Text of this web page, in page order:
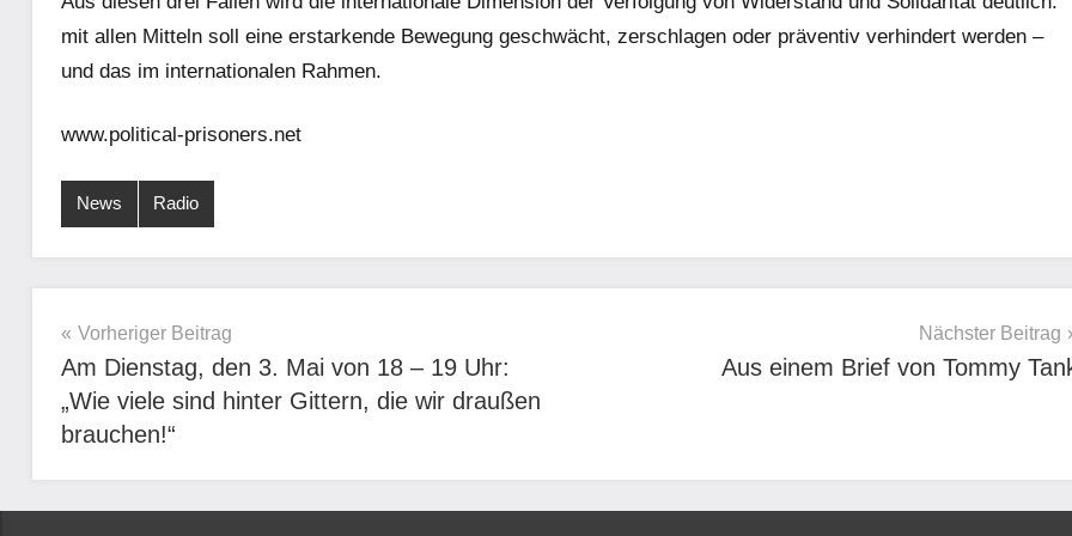
mit allen Mitteln soll eine erstarkende Bewegung geschwächt, zerschlagen oder präventiv verhindert werden –
und das im internationalen Rahmen.
www.political-prisoners.net
News Radio
Beitragsnavigation
Vorheriger Beitrag
Am Dienstag, den 3. Mai von 18 – 19 Uhr:
„Wie viele sind hinter Gittern, die wir draußen
brauchen!“
Nächster Beitrag
Aus einem Brief von Tommy